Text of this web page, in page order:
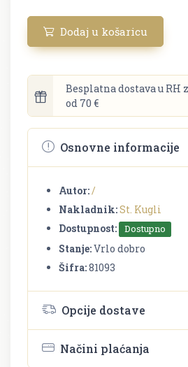
Dodaj u košaricu
Besplatna dostava u RH
od 70 €
Osnovne informacije
Autor:/
Nakladnik:St. Kugli
Dostupnost:
Dostupno
Stanje:Vrlo dobro
Šifra:81093
Opcije dostave
Načini plaćanja